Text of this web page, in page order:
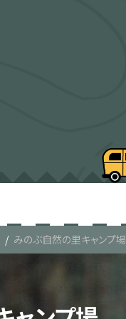
みのぶ自然の里キャンプ場